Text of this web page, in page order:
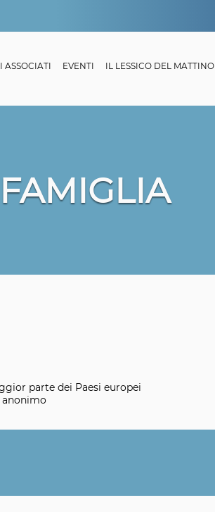
ASSOCIATI EVENTI IL LESSICO DEL MATTINO
parte dei Paesi europei
anonimo